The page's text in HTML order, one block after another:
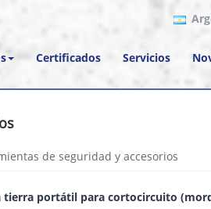
Certificados Servicios
de seguridad y accesorios
tierra portátil para cortocircuito